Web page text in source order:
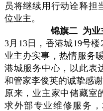
员将继续用行动诠释担
位业主。
锦旗二 为业
3月13日，香港城19号
业主办实事，热情服务
港城服务中心，以此表
和管家李俊英的诚挚感谢
原来，业主家中储藏室
求外部专业维修服务